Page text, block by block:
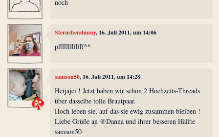
noch
Sternchendanny, 16. Juli 2011, um 14:06
pfffffffffffff^^
samson50, 16. Juli 2011, um 14:28
Heijajei ! Jetzt haben wir schon 2 Hochzeits-Threads
über dasselbe tolle Brautpaar.
Hoch leben sie, auf das sie ewig zusammen bleiben !
Liebe Grüße an @Danna und ihrer besseren Hälfte
samson50